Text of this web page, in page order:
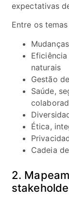
expectativas
Entre os
naturais
Gestão
Saúde,
Ética,
Cadeia
2.